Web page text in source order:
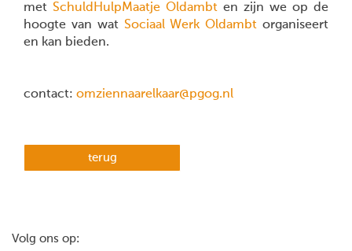
met SchuldHulpMaatje Oldambt en zijn we op de
hoogte van wat Sociaal Werk Oldambt organiseert
en kan bieden.
contact: omziennaarelkaar@pgog.nl
terug
Volg ons op: